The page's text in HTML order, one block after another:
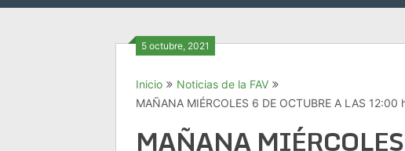
5 octubre, 2021
Inicio
Noticias de la FAV
MAÑANA MIÉRCOLES 6 DE OCTUBRE A LAS 12:00
MAÑANA